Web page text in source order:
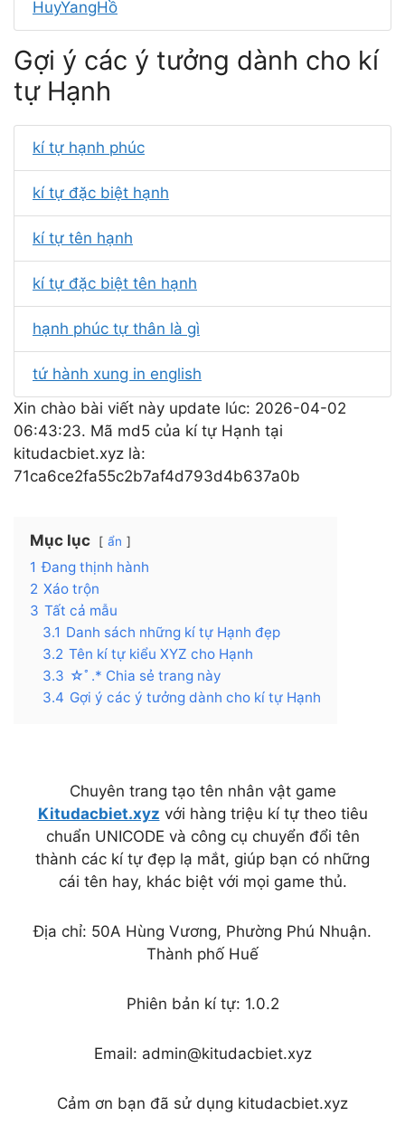
HuyYangHồ
Gợi ý các ý tưởng dành cho kí
tự Hạnh
kí tự hạnh phúc
kí tự đặc biệt hạnh
kí tự tên hạnh
kí tự đặc biệt tên hạnh
hạnh phúc tự thân là gì
tứ hành xung in english
Xin chào bài viết này update lúc: 2026-04-02
06:43:23. Mã md5 của kí tự Hạnh tại
kitudacbiet.xyz là:
71ca6ce2fa55c2b7af4d793d4b637a0b
Mục lục ẩn
1 Đang thịnh hành
2 Xáo trộn
3 Tất cả mẫu
3.1 Danh sách những kí tự Hạnh đẹp
3.2 Tên kí tự kiểu XYZ cho Hạnh
3.3 ☆ﾟ.* Chia sẻ trang này
3.4 Gợi ý các ý tưởng dành cho kí tự Hạnh
Chuyên trang tạo tên nhân vật game
Kitudacbiet.xyz với hàng triệu kí tự theo tiêu
chuẩn UNICODE và công cụ chuyển đổi tên
thành các kí tự đẹp lạ mắt, giúp bạn có những
cái tên hay, khác biệt với mọi game thủ.
Địa chỉ: 50A Hùng Vương, Phường Phú Nhuận.
Thành phố Huế
Phiên bản kí tự: 1.0.2
Email: admin@kitudacbiet.xyz
Cảm ơn bạn đã sử dụng kitudacbiet.xyz